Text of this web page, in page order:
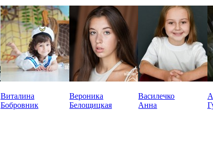
Виталина
Бобровник
Вероника
Белощицкая
Василечко
Анна